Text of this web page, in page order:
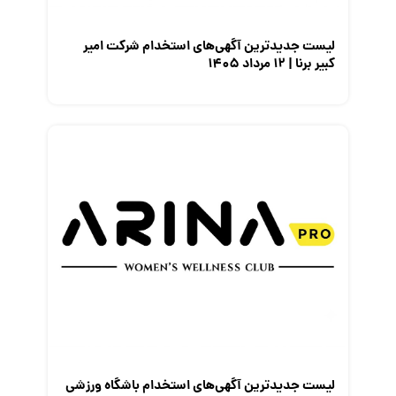
لیست جدیدترین آگهی‌های استخدام شرکت امیر
کبیر برنا | ۱۲ مرداد ۱۴۰۵
لیست جدیدترین آگهی‌های استخدام باشگاه ورزشی